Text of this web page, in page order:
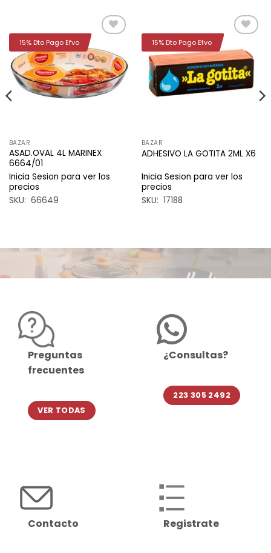
a la
lista de
deseos
BAZAR
ASAD.OVAL 4L MARINEX
6664/01
Inicia Sesion para ver los
precios
SKU: 66649
15% Dto Pago Efvo
a la
lista de
deseos
BAZAR
ADHESIVO LA GOTITA 2ML X6
Inicia Sesion para ver los
precios
SKU: 17188
15% Dto Pago Efvo
Preguntas
frecuentes
VER TODAS
¿Consultas?
223 305 2492
Contacto Registrate